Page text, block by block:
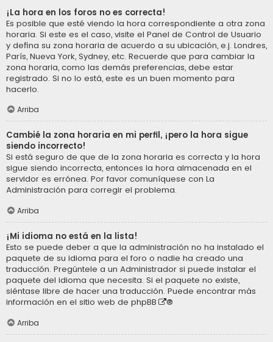
¡La hora en los foros no es correcta!
Es posible que esté viendo la hora correspondiente a otra zona
horaria. Si este es el caso, visite el Panel de Control de Usuario
y defina su zona horaria de acuerdo a su ubicación, e.j. Londres,
París, Nueva York, Sydney, etc. Recuerde que para cambiar la
zona horaria, como las demás preferencias, debe estar
registrado. Si no lo está, este es un buen momento para
hacerlo.
Arriba
Cambié la zona horaria en mi perfil, ¡pero la hora sigue
siendo incorrecto!
Si está seguro de que de la zona horaria es correcta y la hora
sigue siendo incorrecta, entonces la hora almacenada en el
servidor es errónea. Por favor comuníquese con La
Administración para corregir el problema.
Arriba
¡Mi idioma no está en la lista!
Esto se puede deber a que la administración no ha instalado el
paquete de su idioma para el foro o nadie ha creado una
traducción. Pregúntele a un Administrador si puede instalar el
paquete del idioma que necesita. Si el paquete no existe,
siéntase libre de hacer una traducción. Puede encontrar más
información en el sitio web de phpBB ®
Arriba